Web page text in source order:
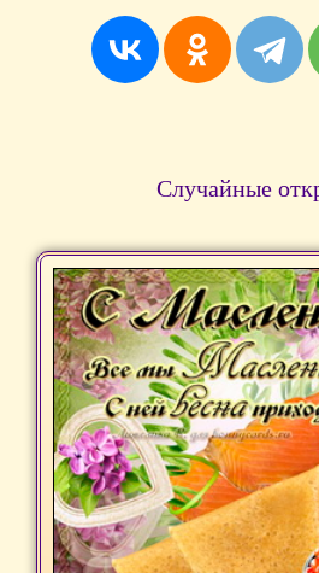
Случайные